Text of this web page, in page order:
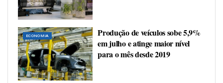
ECONOMIA
Produção de veículos sobe 5,9%
em julho e atinge maior nível
para o mês desde 2019